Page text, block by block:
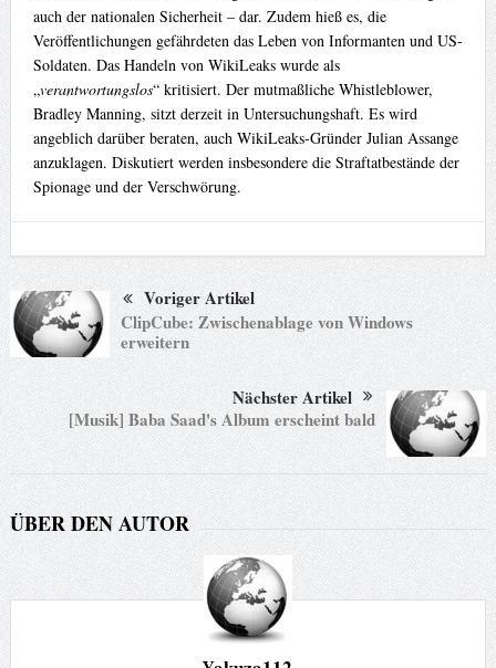
auch der nationalen Sicherheit – dar. Zudem hieß es, die
Veröffentlichungen gefährdeten das Leben von Informanten und US-
Soldaten. Das Handeln von WikiLeaks wurde als
„verantwortungslos“ kritisiert. Der mutmaßliche Whistleblower,
Bradley Manning, sitzt derzeit in Untersuchungshaft. Es wird
angeblich darüber beraten, auch WikiLeaks-Gründer Julian Assange
anzuklagen. Diskutiert werden insbesondere die Straftatbestände der
Spionage und der Verschwörung.
Voriger Artikel
ClipCube: Zwischenablage von Windows
erweitern
Nächster Artikel
[Musik] Baba Saad's Album erscheint bald
ÜBER DEN AUTOR